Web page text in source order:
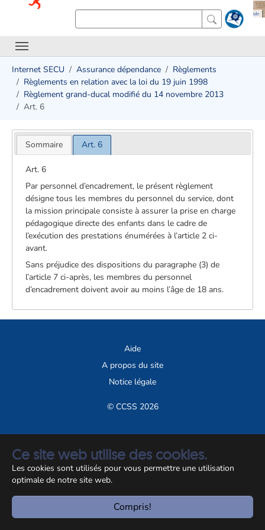
Ce site web utilise des cookies.
Les cookies sont utilisés pour vous permettre une utilisation
optimale de notre site web.
Compris!
Internet SECU Assurance dépendance
Règlements
Règlements en relation avec la loi du 19 juin 1998
Règlement grand-ducal modifié du 14 novembre 2013
Art. 6
Sommaire Art. 6
Art. 6
Par personnel d’encadrement, le présent règlement
désigne tous les membres du personnel du service, dont
la mission principale consiste à assurer la prise en charge
pédagogique directe des enfants dans le cadre de
l’exécution des prestations énumérées à l’article 2 ci-
avant.
Sans préjudice des dispositions du paragraphe (3) de
l’article 7 ci-après, les membres du personnel
d’encadrement doivent avoir au moins l’âge de 18 ans.
Aide
A propos du site
Notice légale
© CCSS 2026